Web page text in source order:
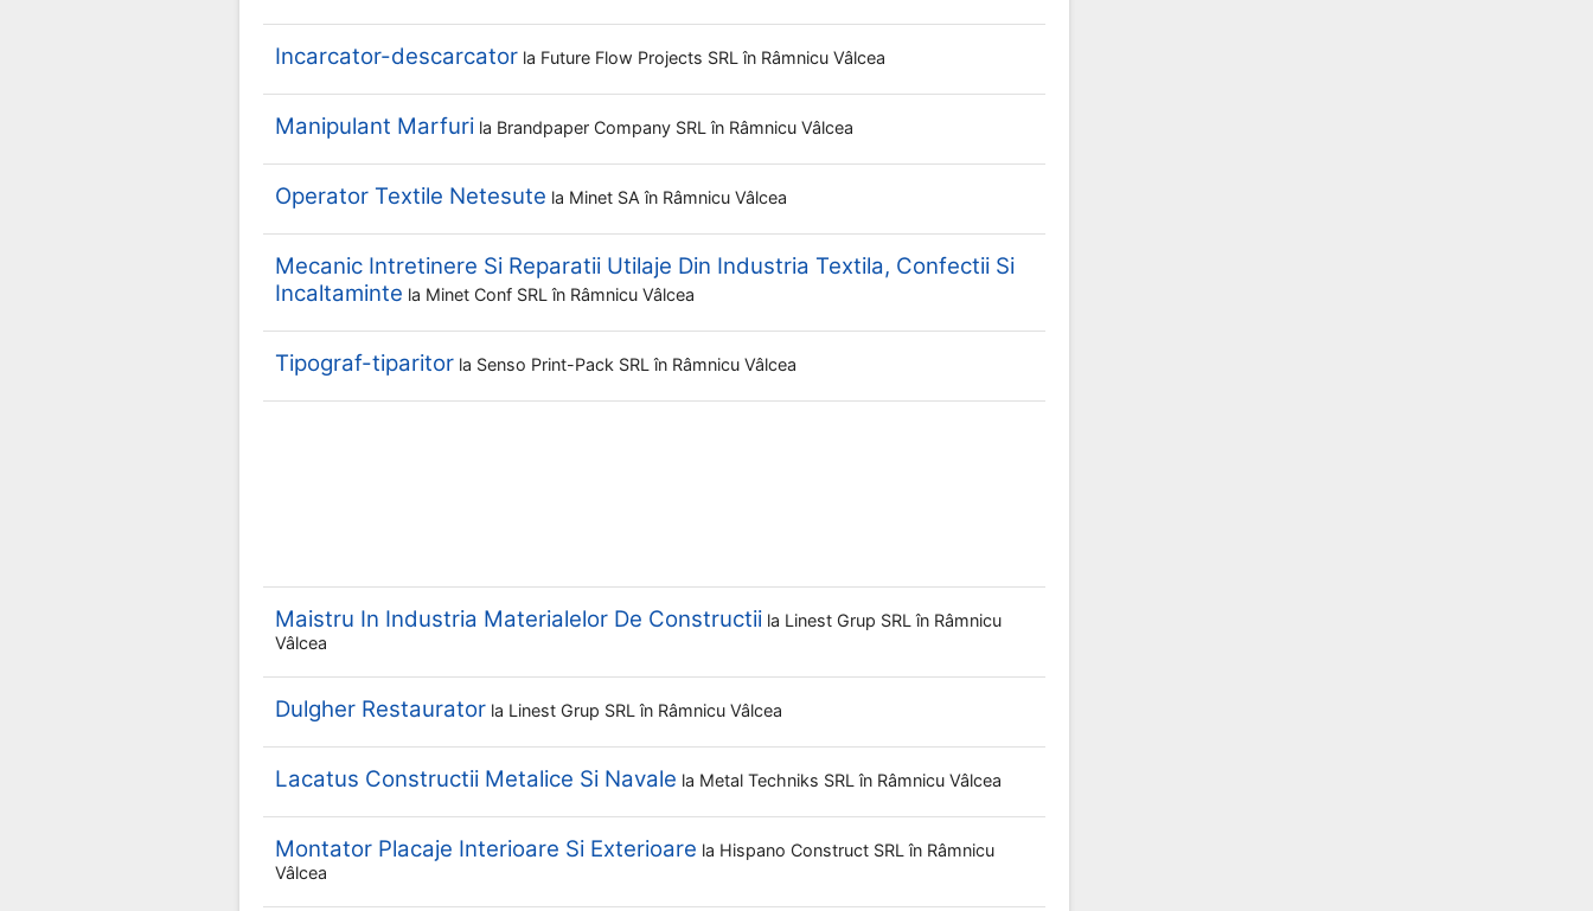
Incarcator-descarcator la Future Flow Projects SRL în Râmnicu Vâlcea
Manipulant Marfuri la Brandpaper Company SRL în Râmnicu Vâlcea
Operator Textile Netesute la Minet SA în Râmnicu Vâlcea
Mecanic Intretinere Si Reparatii Utilaje Din Industria Textila, Confectii Si
Incaltaminte la Minet Conf SRL în Râmnicu Vâlcea
Tipograf-tiparitor la Senso Print-Pack SRL în Râmnicu Vâlcea
Maistru In Industria Materialelor De Constructii la Linest Grup SRL în Râmnicu
Vâlcea
Dulgher Restaurator la Linest Grup SRL în Râmnicu Vâlcea
Lacatus Constructii Metalice Si Navale la Metal Techniks SRL în Râmnicu Vâlcea
Montator Placaje Interioare Si Exterioare la Hispano Construct SRL în Râmnicu
Vâlcea